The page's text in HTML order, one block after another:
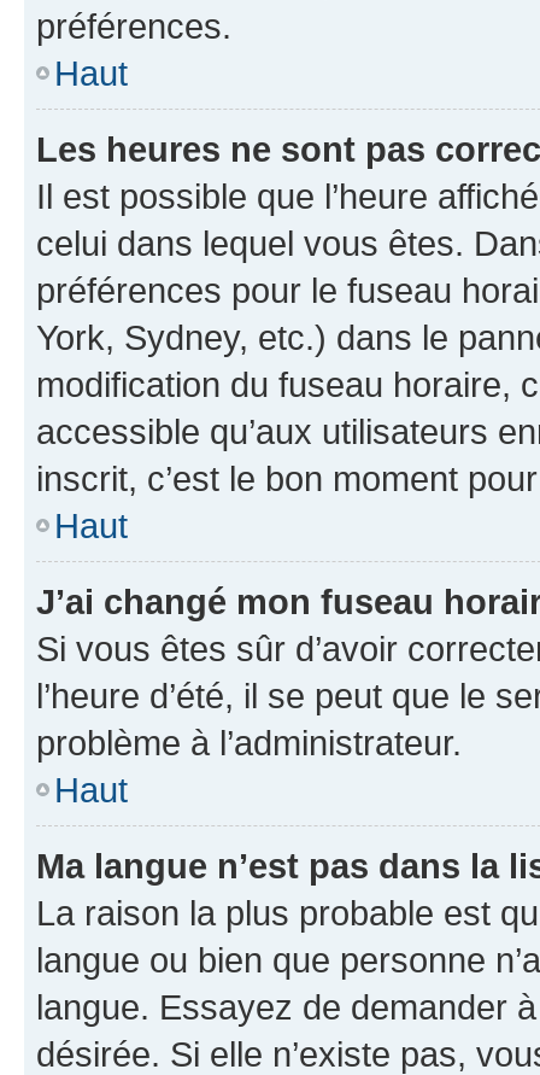
préférences.
Haut
Les heures ne sont pas
Il est possible que l’heure
celui dans lequel vous êtes.
préférences pour le fuseau
York, Sydney, etc.) dans le
modification du fuseau horaire,
accessible qu’aux utilisateurs
inscrit, c’est le bon moment
Haut
J’ai changé mon fuseau
Si vous êtes sûr d’avoir
l’heure d’été, il se peut que le
problème à l’administrateur.
Haut
Ma langue n’est pas dans la
La raison la plus probable est
langue ou bien que personne
langue. Essayez de demander
désirée. Si elle n’existe pas,